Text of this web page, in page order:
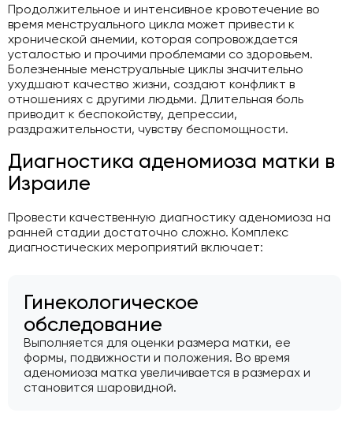
Продолжительное и интенсивное кровотечение во
время менструального цикла может привести к
хронической анемии, которая сопровождается
усталостью и прочими проблемами со здоровьем.
Болезненные менструальные циклы значительно
ухудшают качество жизни, создают конфликт в
отношениях с другими людьми. Длительная боль
приводит к беспокойству, депрессии,
раздражительности, чувству беспомощности.
Диагностика аденомиоза матки в
Израиле
Провести качественную диагностику аденомиоза на
ранней стадии достаточно сложно. Комплекс
диагностических мероприятий включает:
Гинекологическое
обследование
Выполняется для оценки размера матки, ее
формы, подвижности и положения. Во время
аденомиоза матка увеличивается в размерах и
становится шаровидной.